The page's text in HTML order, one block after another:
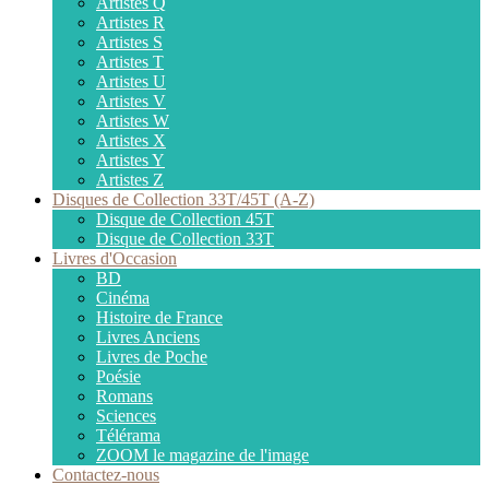
Artistes R
Artistes S
Artistes T
Artistes U
Artistes V
Artistes W
Artistes X
Artistes Y
Artistes Z
Disques de Collection 33T/45T (A-Z)
Disque de Collection 45T
Disque de Collection 33T
Livres d'Occasion
BD
Cinéma
Histoire de France
Livres Anciens
Livres de Poche
Poésie
Romans
Sciences
Télérama
ZOOM le magazine de l'image
Contactez-nous